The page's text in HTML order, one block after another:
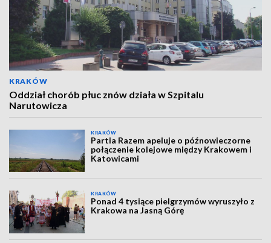
KRAKÓW
Oddział chorób płuc znów działa w Szpitalu
Narutowicza
KRAKÓW
Partia Razem apeluje o późnowieczorne
połączenie kolejowe między Krakowem i
Katowicami
KRAKÓW
Ponad 4 tysiące pielgrzymów wyruszyło z
Krakowa na Jasną Górę